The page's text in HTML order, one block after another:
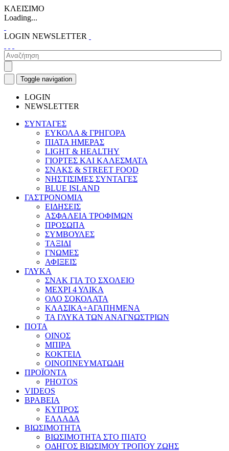
ΚΛΕΙΣΙΜΟ
Loading...
LOGIN NEWSLETTER
Toggle navigation
LOGIN
NEWSLETTER
ΣΥΝΤΑΓΕΣ
ΕΥΚΟΛΑ & ΓΡΗΓΟΡΑ
ΠΙΑΤΑ ΗΜΕΡΑΣ
LIGHT & HEALTHY
ΓΙΟΡΤΕΣ ΚΑΙ ΚΑΛΕΣΜΑΤΑ
ΣΝΑΚΣ & STREET FOOD
ΝΗΣΤΙΣΙΜΕΣ ΣΥΝΤΑΓΕΣ
BLUE ISLAND
ΓΑΣΤΡΟΝΟΜΙΑ
ΕΙΔΗΣΕΙΣ
ΑΣΦΑΛΕΙΑ ΤΡΟΦΙΜΩΝ
ΠΡΟΣΩΠΑ
ΣΥΜΒΟΥΛΕΣ
ΤΑΞΙΔΙ
ΓΝΩΜΕΣ
ΑΦΙΞΕΙΣ
ΓΛΥΚΑ
ΣΝΑΚ ΓΙΑ ΤΟ ΣΧΟΛΕΙΟ
ΜΕΧΡΙ 4 ΥΛΙΚΑ
ΟΛΟ ΣΟΚΟΛΑΤΑ
ΚΛΑΣΙΚΑ+ΑΓΑΠΗΜΕΝΑ
ΤΑ ΓΛΥΚΑ ΤΩΝ ΑΝΑΓΝΩΣΤΡΙΩΝ
ΠΟΤΑ
ΟΙΝΟΣ
ΜΠΙΡΑ
ΚΟΚΤΕΙΛ
ΟΙΝΟΠΝΕΥΜΑΤΩΔΗ
ΠΡΟΪΟΝΤΑ
PHOTOS
VIDEOS
ΒΡΑΒΕΙΑ
ΚΥΠΡΟΣ
ΕΛΛΑΔΑ
ΒΙΩΣΙΜΟΤΗΤΑ
ΒΙΩΣΙΜΟΤΗΤΑ ΣΤΟ ΠΙΑΤΟ
ΟΔΗΓΟΣ ΒΙΩΣΙΜΟΥ ΤΡΟΠΟΥ ΖΩΗΣ